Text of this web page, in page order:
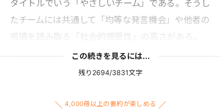
タイトルでいう「やさしいチーム」である。そうし
たチームには共通して「均等な発言機会」や他者の
感情を読み取る「社会的感受性」の高さがある。
この続きを見るには...
残り2694/3831文字
4,000冊以上の要約が楽しめる